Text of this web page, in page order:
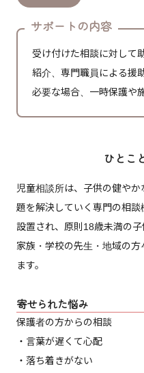
サポートの内容
受け付けた相談に対して
紹介、専門職員による援
必要な場合、一時保護や
ひとこ
児童相談所は、子供の健や
題を解決していく専門の相
設置され、原則18歳未満の
家族・学校の先生・地域の
ます。
寄せられた悩み
保護者の方からの相談
・言葉が遅くて心配
・落ち着きがない